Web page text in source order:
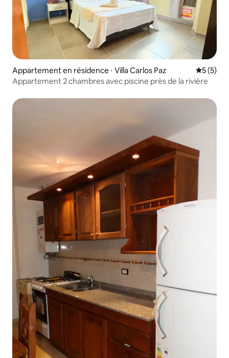
Appartement en résidence ⋅ Villa Carlos Paz
5 (5)
Appartement 2 chambres avec piscine près de la rivière